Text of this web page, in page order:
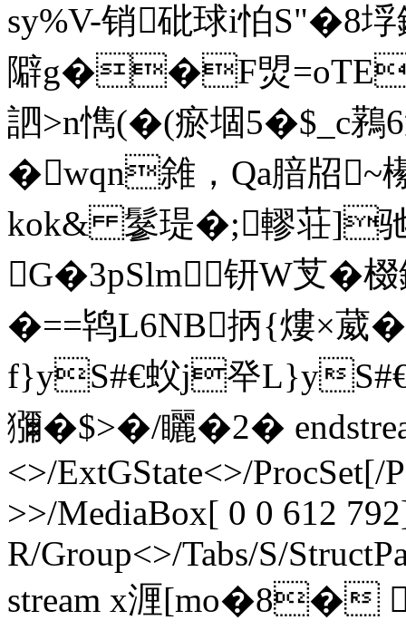
sy%V-销砒球i怕S"�8
隦g��F焽
訵>n懏(�(瘀堌5�$_c
�wqn雓，Qa腤牊~
kok& 鬖瑅�;轇荘]
G�3pSlm钘W芆�
�==鸨L6NB抦{熡×葳
f}yS#€蚥j癷L}y
獼�$>�/矖�2�
<>/ExtGState<>/ProcSet[/
>>/MediaBox[ 0 0 612
R/Group<>/Tabs/S/
stream x湹[mo�8�